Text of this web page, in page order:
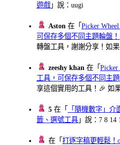
遊戲 」說：uugi
Aston 在「Picker
可保存多個不同主題輪盤！
轉盤工具，謝謝分享！如果
zeeshy khan 在「
工具，可保存多個不同主題
享這個實用的工具！🎉 如
5 在「
「隨機數字」
籤、選號工具 」說：7 8 14
在「打逐字稿更輕鬆！